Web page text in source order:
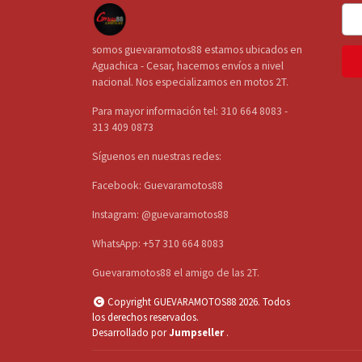
somos guevaramotos88 estamos ubicados en
Aguachica - Cesar, hacemos envíos a nivel
nacional. Nos especializamos en motos 2T.
Para mayor información tel: 310 664 8083 -
313 409 0873
Síguenos en nuestras redes:
Facebook: Guevaramotos88
Instagram: @guevaramotos88
WhatsApp: +57 310 664 8083
Guevaramotos88 el amigo de las 2T.
Copyright GUEVARAMOTOS88 2026. Todos
los derechos reservados.
Desarrollado porJumpseller .